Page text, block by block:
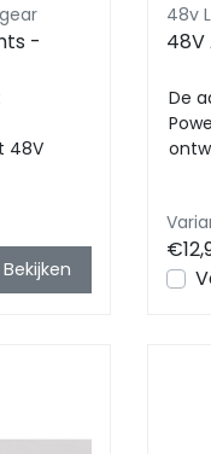
-
48V
afme...
Bekijken
48v
48V
De